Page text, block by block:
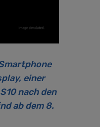
einer
nach den
ab dem 8.